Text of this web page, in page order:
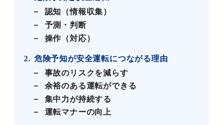
認知（情報収集）
予測・判断
操作（対応）
2
危険予知が安全運転につながる理由
事故のリスクを減らす
余裕のある運転ができる
集中力が持続する
運転マナーの向上